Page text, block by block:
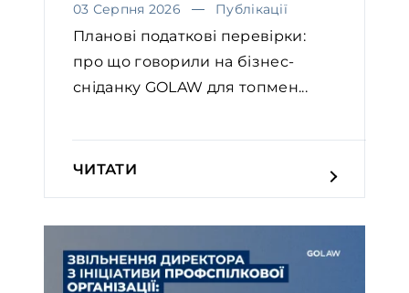
03 Серпня 2026 Публікації
Планові податкові перевірки:
про що говорили на бізнес-
сніданку GOLAW для топмен...
ЧИТАТИ